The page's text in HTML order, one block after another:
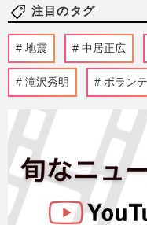
注目のタグ
地震 中居正広
滝沢秀明 ボラン